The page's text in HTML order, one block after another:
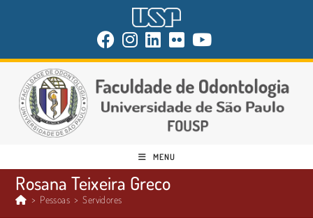
MENU
Rosana Teixeira Greco
> Pessoas > Servidores